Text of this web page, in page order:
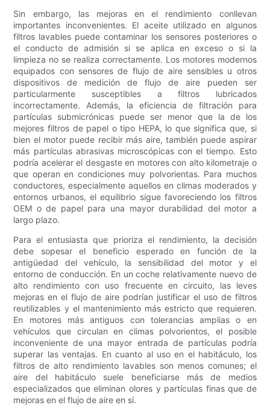
Sin embargo, las mejoras en el rendimiento conllevan
importantes inconvenientes. El aceite utilizado en algunos
filtros lavables puede contaminar los sensores posteriores o
el conducto de admisión si se aplica en exceso o si la
limpieza no se realiza correctamente. Los motores modernos
equipados con sensores de flujo de aire sensibles u otros
dispositivos de medición de flujo de aire pueden ser
particularmente susceptibles a filtros lubricados
incorrectamente. Además, la eficiencia de filtración para
partículas submicrónicas puede ser menor que la de los
mejores filtros de papel o tipo HEPA, lo que significa que, si
bien el motor puede recibir más aire, también puede aspirar
más partículas abrasivas microscópicas con el tiempo. Esto
podría acelerar el desgaste en motores con alto kilometraje o
que operan en condiciones muy polvorientas. Para muchos
conductores, especialmente aquellos en climas moderados y
entornos urbanos, el equilibrio sigue favoreciendo los filtros
OEM o de papel para una mayor durabilidad del motor a
largo plazo.
Para el entusiasta que prioriza el rendimiento, la decisión
debe sopesar el beneficio esperado en función de la
antigüedad del vehículo, la sensibilidad del motor y el
entorno de conducción. En un coche relativamente nuevo de
alto rendimiento con uso frecuente en circuito, las leves
mejoras en el flujo de aire podrían justificar el uso de filtros
reutilizables y el mantenimiento más estricto que requieren.
En motores más antiguos con tolerancias amplias o en
vehículos que circulan en climas polvorientos, el posible
inconveniente de una mayor entrada de partículas podría
superar las ventajas. En cuanto al uso en el habitáculo, los
filtros de alto rendimiento lavables son menos comunes; el
aire del habitáculo suele beneficiarse más de medios
especializados que eliminan olores y partículas finas que de
mejoras en el flujo de aire en sí.